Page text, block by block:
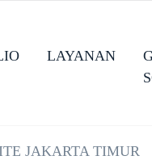
LAYANAN
JAKARTA TIMUR